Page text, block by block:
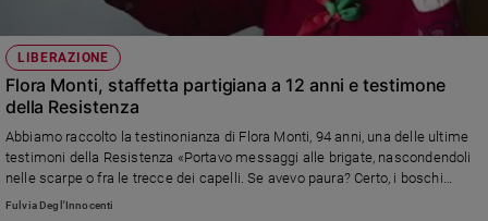
Cultura
e
spettacoli
Sanremo
2026
Tv
LIBERAZIONE
Flora Monti, staffetta partigiana a 12 anni e testimone
della Resistenza
Abbiamo raccolto la testinonianza di Flora Monti, 94 anni, una delle ultime
testimoni della Resistenza «Portavo messaggi alle brigate, nascondendoli
nelle scarpe o fra le trecce dei capelli. Se avevo paura? Certo, i boschi
pullulavano di tedeschi, ma sentivo di doverlo fare. Quella volta che mi
Fulvia Degl'Innocenti